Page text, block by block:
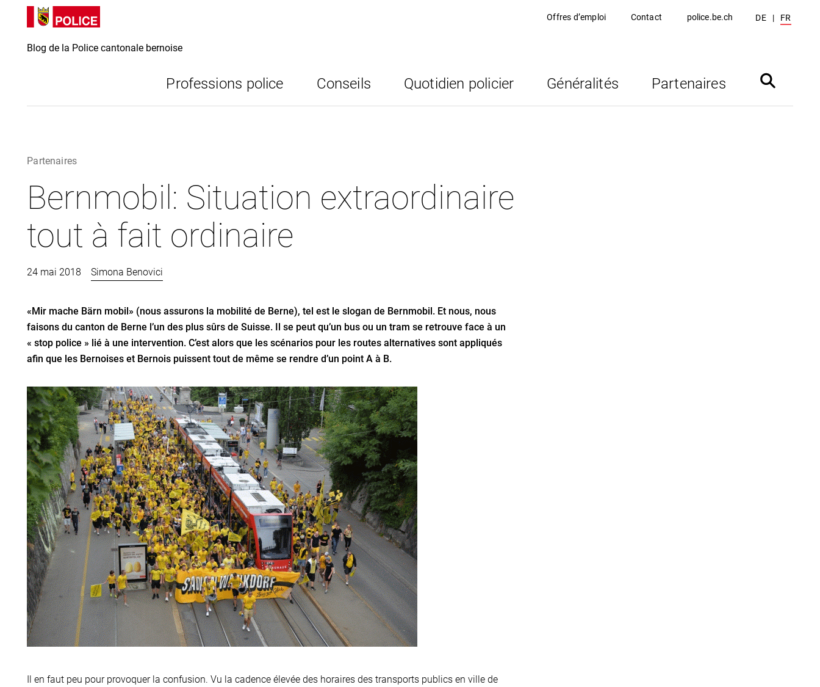
Directement
au contenu
Directement
Offres d’emploi Contact police.be.ch DE FR
Blog de la Police cantonale bernoise
Professions police Conseils Quotidien policier Généralités Partenaires
Partenaires
Bernmobil: Situation extraordinaire
tout à fait ordinaire
24 mai 2018 Simona Benovici
«Mir mache Bärn mobil» (nous assurons la mobilité de Berne), tel est le slogan de Bernmobil. Et nous, nous
faisons du canton de Berne l’un des plus sûrs de Suisse. Il se peut qu’un bus ou un tram se retrouve face à un
« stop police » lié à une intervention. C’est alors que les scénarios pour les routes alternatives sont appliqués
afin que les Bernoises et Bernois puissent tout de même se rendre d’un point A à B.
Il en faut peu pour provoquer la confusion. Vu la cadence élevée des horaires des transports publics en ville de